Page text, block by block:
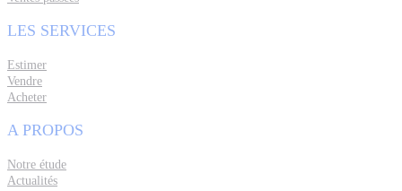
LES SERVICES
Estimer
Vendre
Acheter
A PROPOS
Notre étude
Actualités